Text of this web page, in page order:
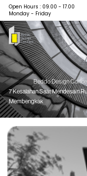
Open Hours : 09.00 - 17.00
Monday - Friday
Beddo Design
7 Kesalahan Saat Mendesain
Membengkak